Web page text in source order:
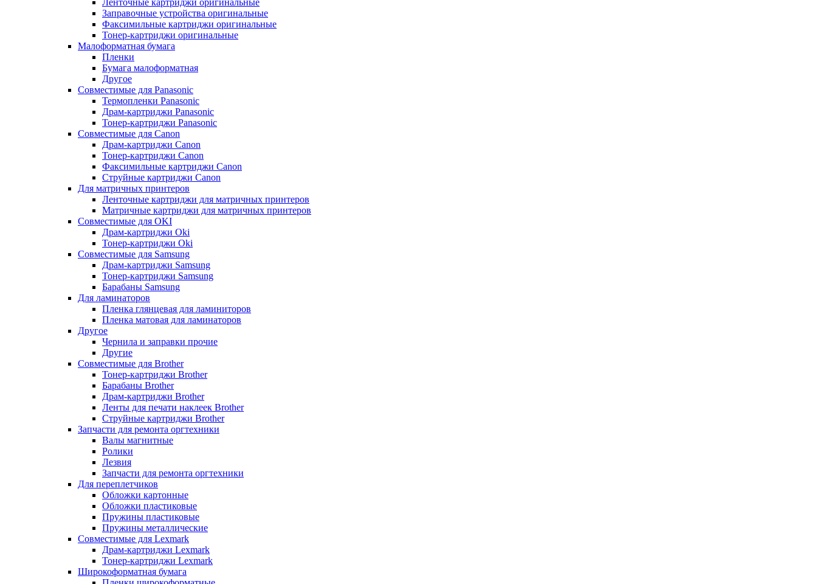
Ленточные картриджи оригинальные
Заправочные устройства оригинальные
Факсимильные картриджи оригинальные
Тонер-картриджи оригинальные
Малоформатная бумага
Пленки
Бумага малоформатная
Другое
Совместимые для Panasonic
Термопленки Panasonic
Драм-картриджи Panasonic
Тонер-картриджи Panasonic
Совместимые для Canon
Драм-картриджи Canon
Тонер-картриджи Canon
Факсимильные картриджи Canon
Струйные картриджи Canon
Для матричных принтеров
Ленточные картриджи для матричных принтеров
Матричные картриджи для матричных принтеров
Совместимые для OKI
Драм-картриджи Oki
Тонер-картриджи Oki
Совместимые для Samsung
Драм-картриджи Samsung
Тонер-картриджи Samsung
Барабаны Samsung
Для ламинаторов
Пленка глянцевая для ламиниторов
Пленка матовая для ламинаторов
Другое
Чернила и заправки прочие
Другие
Совместимые для Brother
Тонер-картриджи Brother
Барабаны Brother
Драм-картриджи Brother
Ленты для печати наклеек Brother
Струйные картриджи Brother
Запчасти для ремонта оргтехники
Валы магнитные
Ролики
Лезвия
Запчасти для ремонта оргтехники
Для переплетчиков
Обложки картонные
Обложки пластиковые
Пружины пластиковые
Пружины металлические
Совместимые для Lexmark
Драм-картриджи Lexmark
Тонер-картриджи Lexmark
Широкоформатная бумага